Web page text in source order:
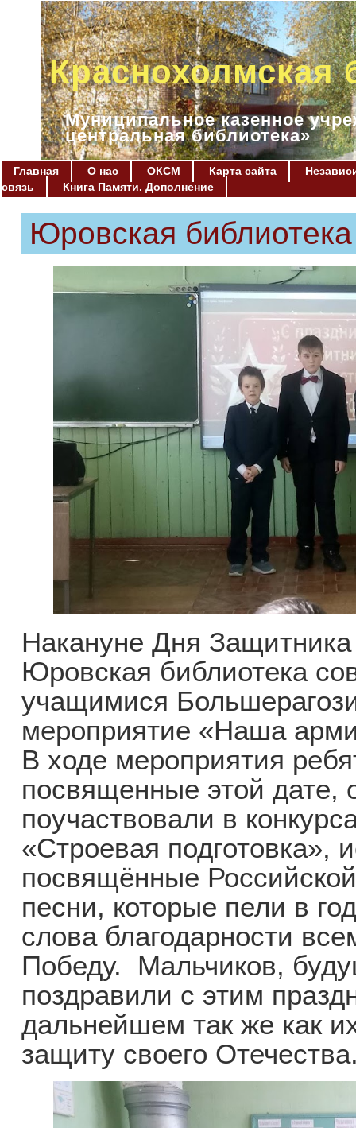
Краснохолмская
Муниципальное казенное
центральная библиотека»
Главная О нас ОКСМ Карта сайта
связь
Книга Памяти. Дополнение
Юровская библиотека
Накануне Дня
Юровская библиотека
учащимися
мероприятие «Наша
В ходе мероприятия
посвященные этой дате,
поучаствовали в
«Строевая подготовка»,
посвящённые
песни, которые пели в
слова благодарности
Победу. Мальчиков,
поздравили с этим
дальнейшем так же как
защиту своего